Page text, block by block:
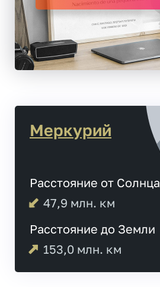
Меркурий
Расстояние от Солнца
47,9 млн. км
Расстояние до Земли
153,0 млн. км